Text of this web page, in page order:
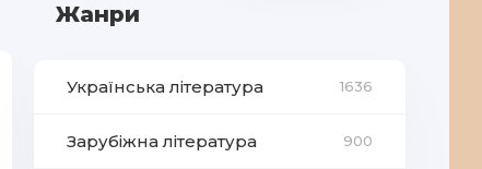
Жанри
Українська література 1636
Зарубіжна література 900